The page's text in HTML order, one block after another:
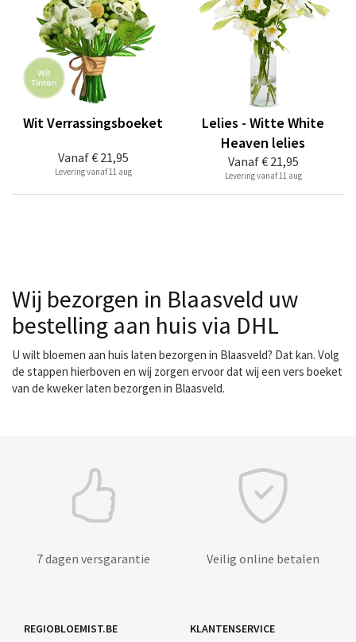
Vanaf€ 21,95
Wit Verrassingsboeket
Levering vanaf 11 aug
Vanaf€ 21,95
Lelies - Witte White
Heaven lelies
Levering vanaf 11 aug
Wij bezorgen in Blaasveld uw
bestelling aan huis via DHL
U wilt bloemen aan huis laten bezorgen in Blaasveld? Dat kan. Volg
de stappen hierboven en wij zorgen ervoor dat wij een vers boeket
van de kweker laten bezorgen in Blaasveld.
7 dagen versgarantie Veilig online betalen
REGIOBLOEMIST.BE KLANTENSERVICE